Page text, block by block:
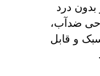
بدون درد
ضدآب،
و قابل